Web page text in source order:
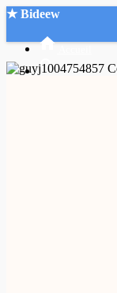
★ Bideew